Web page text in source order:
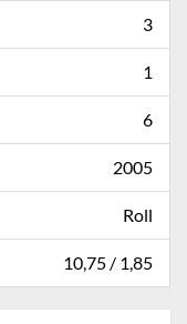
3
1
6
2005
Roll
10,75 / 1,85